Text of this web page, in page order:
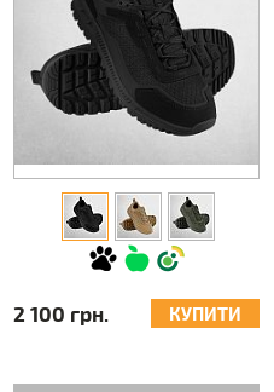
2 100 грн. КУПИТИ